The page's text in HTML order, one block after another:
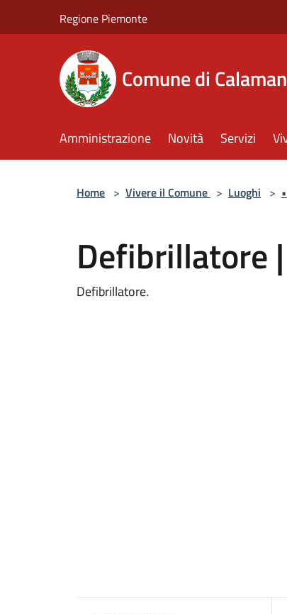
Regione Piemonte
Comune di
Amministrazione Novità Servizi
Home > Vivere il Comune > Luoghi >
Defibrillatore
Defibrillatore.